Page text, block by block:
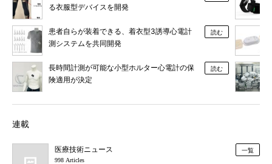
る衣服型デバイスを開発
患者自らが装着できる、着衣型3誘導心電計
測システムを共同開発
読む
長時間計測が可能な小型ホルター心電計の保
険適用が決定
読む
連載
医療技術ニュース
998 Articles
一覧